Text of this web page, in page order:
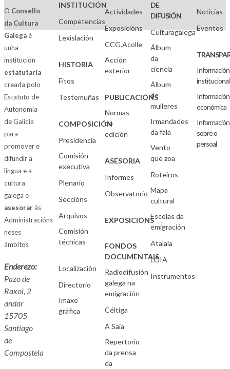
O Consello
da Cultura
Galegaé
unha
institución
estatutaria
creada polo
Estatuto de
Autonomía
de Galicia
para
promover e
difundir a
lingua e a
cultura
galega e
asesorarás
Administracións
neses
ámbitos
Enderezo:
Pazo de
Raxoi, 2
andar
15705
Santiago
de
Compostela
INSTITUCIÓN
Competencias
Lexislación
HISTORIA
Fitos
Testemuñas
COMPOSICIÓN
Presidencia
Comisión
executiva
Plenario
Seccións
Arquivos
Comisión
técnicas
Localización
Directorio
Imaxe
gráfica
Actividades
Exposicións
CCG.Acolle
Acción
exterior
PUBLICACIÓNS
Normas
de
edición
ASESORIA
Informes
Observatorio
EXPOSICIÓNS
FONDOS
DOCUMENTAIS
Radiodifusión
galega na
emigración
Céltiga
A Saia
Repertorio
da prensa
da
DE
DIFUSIÓN
Culturagalega
Álbum
da
ciencia
Álbum
de
mulleres
Irmandades
da fala
Vento
que zoa
Roteiros
Mapa
cultural
Escolas da
emigración
Atalaia
LOIA
Instrumentos
Noticias
Eventos
Información
institucional
Información
económica
Información
sobre o
persoal